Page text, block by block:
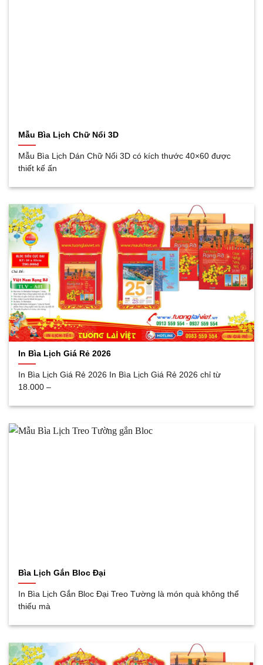
Mẫu Bìa Lịch Chữ Nổi 3D
Mẫu Bìa Lịch Dán Chữ Nổi 3D có kích thước 40×60 được
thiết kế ấn
In Bìa Lịch Giá Rẻ 2026
In Bìa Lịch Giá Rẻ 2026 In Bìa Lịch Giá Rẻ 2026 chỉ từ
18.000 –
Bìa Lịch Gắn Bloc Đại
In Bìa Lịch Gắn Bloc Đại Treo Tường là món quà không thể
thiếu mà